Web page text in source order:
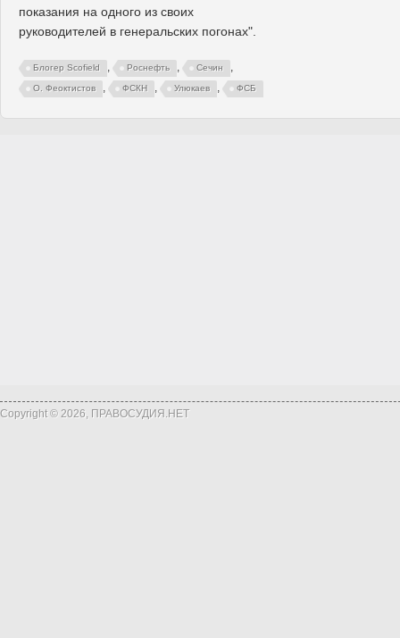
показания на одного из своих
руководителей в генеральских погонах".
Блогер Scofield , Роснефть , Сечин ,
О. Феоктистов , ФСКН , Улюкаев , ФСБ
Copyright © 2026, ПРАВОСУДИЯ.НЕТ